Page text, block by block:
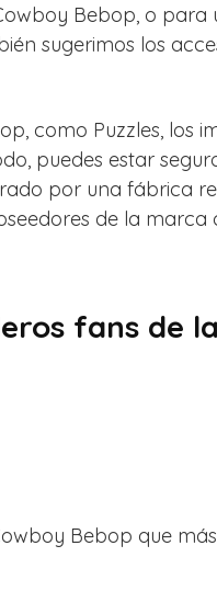
Bebop, o
sugerimos los
como Puzzles,
puedes estar
por una fábrica
de la marca
fans de
Bebop que